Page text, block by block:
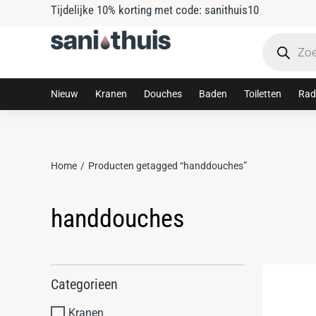
Tijdelijke 10% korting met code: sanithuis10
Nieuw Kranen Douches Baden Toiletten
Je bent hier:
Home Producten getagged “handdouches”
handdouches
Categorieen
Kranen